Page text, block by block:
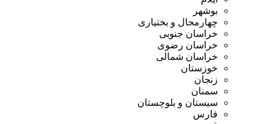
بوشهر
چهارمحال و بختیاری
خراسان جنوبی
خراسان رضوی
خراسان شمالی
خوزستان
زنجان
سمنان
سیستان و بلوچستان
فارس